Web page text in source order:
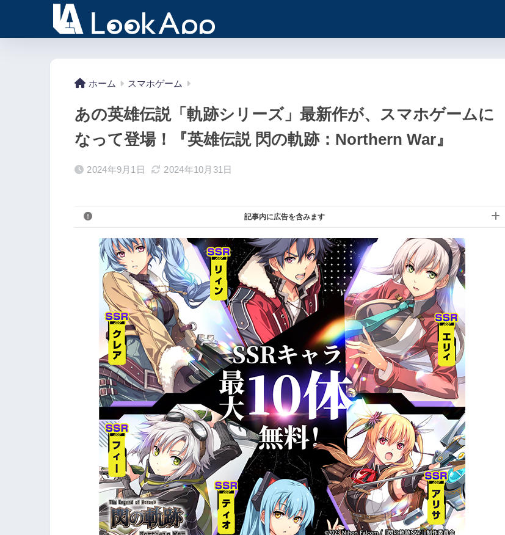
ホーム スマホゲーム
あの英雄伝説「軌跡シリーズ」最新作が、スマホゲームに
なって登場！『英雄伝説 閃の軌跡：Northern War』
2024年9月1日 2024年10月31日
記事内に広告を含みます